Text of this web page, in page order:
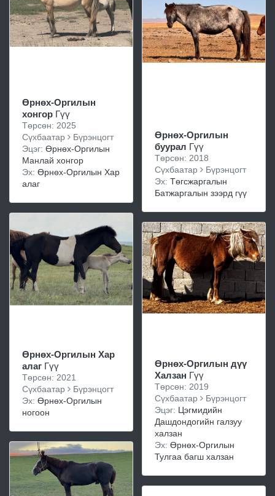
Өрнөх-Оргилын
хонгор Гүү
Төрсөн: 2025
Сүхбаатар
Бүрэнцогт
Эцэг: Өрнөх-Оргилын
Манлай хонгор
Эх: Өрнөх-Оргилын Хар
алаг
Өрнөх-Оргилын Хар
алаг Гүү
Төрсөн: 2021
Сүхбаатар
Бүрэнцогт
Эх: Өрнөх-Оргилын
ногоон
Өрнөх-Оргилын
буурал Гүү
Төрсөн: 2018
Сүхбаатар
Бүрэнцогт
Эх: Төгсжаргалын
Батжаргалын зээрд гүү
Өрнөх-Оргилын дүү
Халзан Гүү
Төрсөн: 2019
Сүхбаатар
Бүрэнцогт
Эцэг: Цэгмидийн
Дашдондогийн галзуу
халзан
Эх: Өрнөх-Оргилын
Тулгаа багш халзан